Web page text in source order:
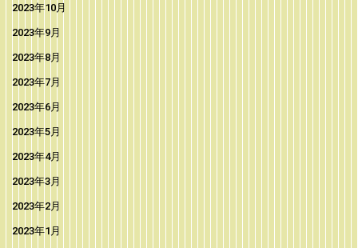
2023年10月
2023年9月
2023年8月
2023年7月
2023年6月
2023年5月
2023年4月
2023年3月
2023年2月
2023年1月